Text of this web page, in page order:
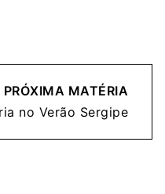
PRÓXIMA MATÉRIA
no Verão Sergipe